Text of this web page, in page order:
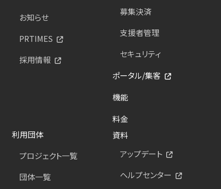
お知らせ
PRTIMES
採用情報
募集決済
支援者管理
セキュリティ
ポータル/集客
機能
料金
利用団体
プロジェクト一覧
団体一覧
資料
アップデート
ヘルプセンター